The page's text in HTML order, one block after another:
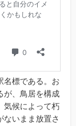
名標である。お
が、鳥居を構成
気候によって朽
ないまま放置さ